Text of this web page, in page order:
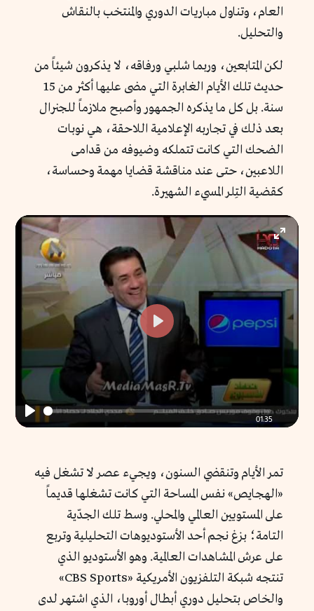
العام، وتناول مباريات الدوري والمنتخب بالنقاش
والتحليل.
لكن المتابعين، وربما شلبي ورفاقه، لا يذكرون شيئاً من
حديث تلك الأيام الغابرة التي مضى عليها أكثر من 15
سنة. بل كل ما يذكره الجمهور وأصبح ملازماً للجنرال
بعد ذلك في تجاربه الإعلامية اللاحقة، هي نوبات
الضحك التي كانت تتملكه وضيوفه من قدامى
اللاعبين، حتى عند مناقشة قضايا مهمة وحساسة،
كقضية التِلر المسيء الشهيرة.
Play
01:35
Enter
Play
تمر الأيام وتنقضي السنون، ويجيء عصر لا تشغل فيه
«الهجايص» نفس المساحة التي كانت تشغلها قديماً
على المستويين العالمي والمحلي. وسط تلك الجدّية
التامة؛ بزغ نجم أحد الأستوديوهات التحليلية وتربع
على عرش المشاهدات العالمية. وهو الأستوديو الذي
تنتجه شبكة التلفزيون الأمريكية «CBS Sports»
والخاص بتحليل دوري أبطال أوروبا، الذي اشتهر لدى